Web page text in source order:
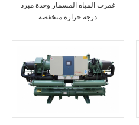
غمرت المياه المسمار وحدة مبرد
درجة حرارة منخفضة